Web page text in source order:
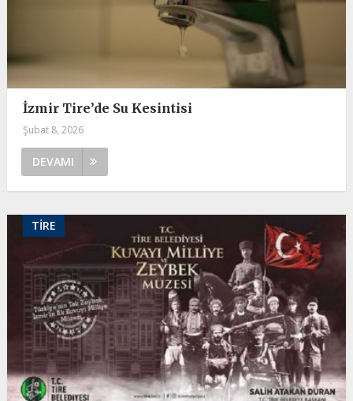
İzmir Tire’de Su Kesintisi
Şubat 8, 2026
DEVAMI
TIRE